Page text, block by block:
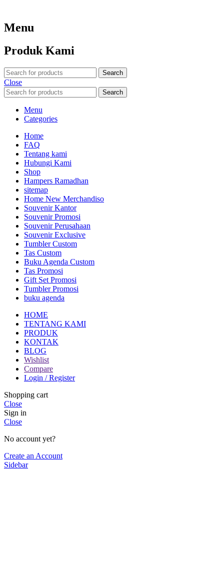
Menu
Produk Kami
Search
Close
Search
Menu
Categories
Home
FAQ
Tentang kami
Hubungi Kami
Shop
Hampers Ramadhan
sitemap
Home New Merchandiso
Souvenir Kantor
Souvenir Promosi
Souvenir Perusahaan
Souvenir Exclusive
Tumbler Custom
Tas Custom
Buku Agenda Custom
Tas Promosi
Gift Set Promosi
Tumbler Promosi
buku agenda
HOME
TENTANG KAMI
PRODUK
KONTAK
BLOG
Wishlist
Compare
Login / Register
Shopping cart
Close
Sign in
Close
No account yet?
Create an Account
Sidebar